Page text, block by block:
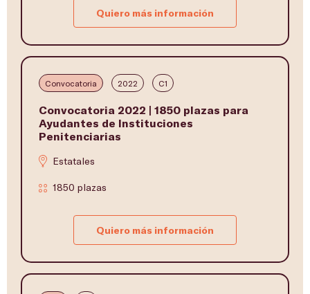
Quiero más información
Convocatoria 2022 C1
Convocatoria 2022 | 1850 plazas para
Ayudantes de Instituciones
Penitenciarias
Estatales
1850 plazas
Quiero más información